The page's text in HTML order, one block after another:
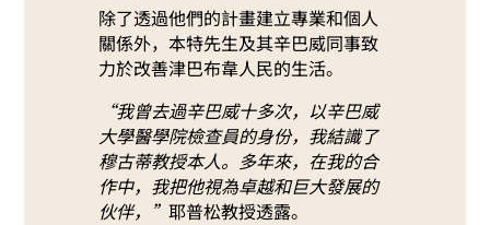
除了透過他們的計畫建立專業和個人
關係外，本特先生及其辛巴威同事致
力於改善津巴布韋人民的生活。
“我曾去過辛巴威十多次，以辛巴威
大學醫學院檢查員的身份，我結識了
穆古蒂教授本人。多年來，在我的合
作中，我把他視為卓越和巨大發展的
伙伴，” 耶普松教授透露。